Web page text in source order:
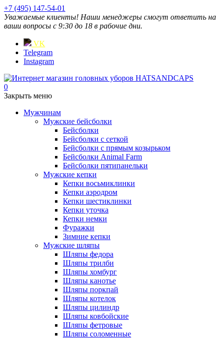
+7 (495) 147-54-01
Уважаемые клиенты! Наши менеджеры смогут ответить на
ваши вопросы с 9:30 до 18 в рабочие дни.
VK
Telegram
Instagram
0
Закрыть меню
Мужчинам
Мужские бейсболки
Бейсболки
Бейсболки с сеткой
Бейсболки с прямым козырьком
Бейсболки Animal Farm
Бейсболки пятипанельки
Мужские кепки
Кепки восьмиклинки
Кепки аэродром
Кепки шестиклинки
Кепки уточка
Кепки немки
Фуражки
Зимние кепки
Мужские шляпы
Шляпы федора
Шляпы трилби
Шляпы хомбург
Шляпы канотье
Шляпы поркпай
Шляпы котелок
Шляпы цилиндр
Шляпы ковбойские
Шляпы фетровые
Шляпы соломенные